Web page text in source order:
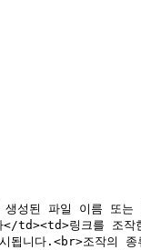
된 파일 이름 또는
링크를 조작
니다.<br>조작의